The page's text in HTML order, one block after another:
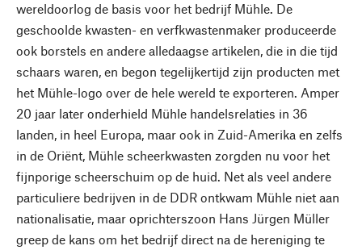
wereldoorlog de basis voor het bedrijf Mühle. De
geschoolde kwasten- en verfkwastenmaker produceerde
ook borstels en andere alledaagse artikelen, die in die tijd
schaars waren, en begon tegelijkertijd zijn producten met
het Mühle-logo over de hele wereld te exporteren. Amper
20 jaar later onderhield Mühle handelsrelaties in 36
landen, in heel Europa, maar ook in Zuid-Amerika en zelfs
in de Oriënt, Mühle scheerkwasten zorgden nu voor het
fijnporige scheerschuim op de huid. Net als veel andere
particuliere bedrijven in de DDR ontkwam Mühle niet aan
nationalisatie, maar oprichterszoon Hans Jürgen Müller
greep de kans om het bedrijf direct na de hereniging te